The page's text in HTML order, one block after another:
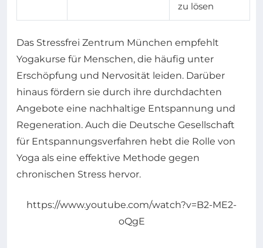
zu lösen
Das Stressfrei Zentrum München empfehlt
Yogakurse für Menschen, die häufig unter
Erschöpfung und Nervosität leiden. Darüber
hinaus fördern sie durch ihre durchdachten
Angebote eine nachhaltige Entspannung und
Regeneration. Auch die Deutsche Gesellschaft
für Entspannungsverfahren hebt die Rolle von
Yoga als eine effektive Methode gegen
chronischen Stress hervor.
https://www.youtube.com/watch?v=B2-ME2-
oQgE